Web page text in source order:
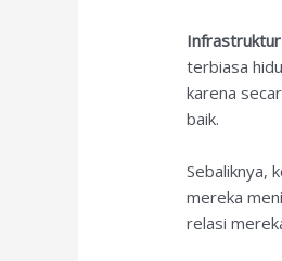
Infrastruktur
terbiasa
karena
baik.
Sebaliknya,
mereka
relasi